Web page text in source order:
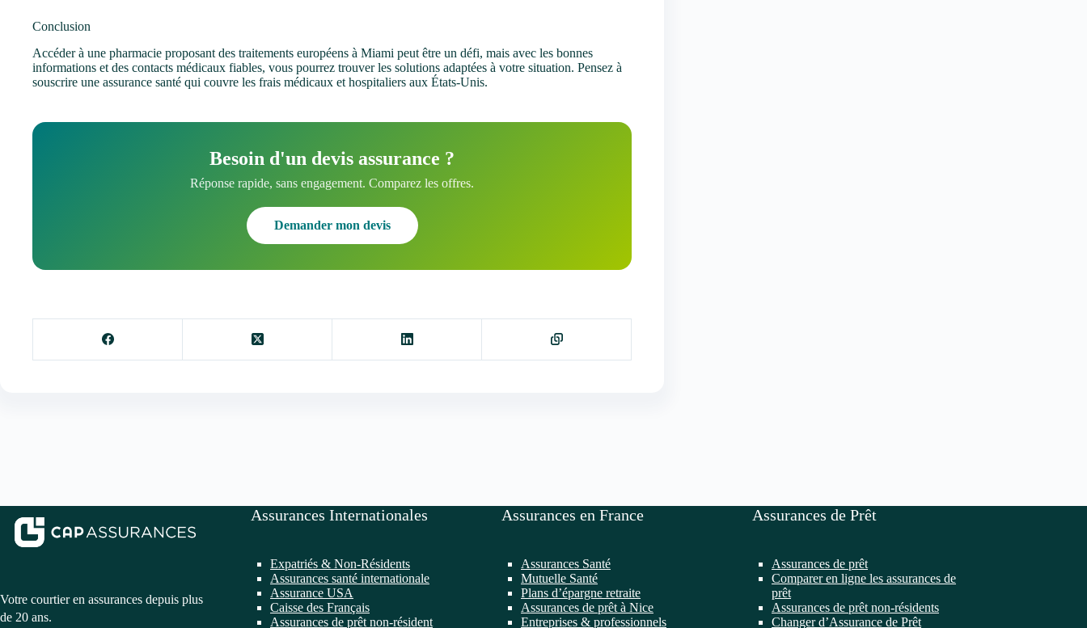
Conclusion
Accéder à une pharmacie proposant des traitements européens à Miami peut être un défi, mais avec les bonnes
informations et des contacts médicaux fiables, vous pourrez trouver les solutions adaptées à votre situation. Pensez à
souscrire une assurance santé qui couvre les frais médicaux et hospitaliers aux États-Unis.
Besoin d'un devis assurance ?
Réponse rapide, sans engagement. Comparez les offres.
Demander mon devis
Votre courtier en assurances depuis plus
de 20 ans.
Assurances Internationales
Expatriés & Non-Résidents
Assurances santé internationale
Assurance USA
Caisse des Français
Assurances de prêt non-résident
Assurances en France
Assurances Santé
Mutuelle Santé
Plans d’épargne retraite
Assurances de prêt à Nice
Entreprises & professionnels
Assurances de Prêt
Assurances de prêt
Comparer en ligne les assurances de
prêt
Assurances de prêt non-résidents
Changer d’Assurance de Prêt